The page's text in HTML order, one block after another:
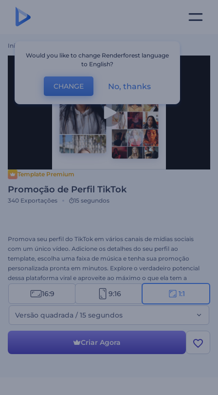
Início
Template Premium
Promoção de Perfil TikTok
340 Exportações 15 segundos
Promova seu perfil do TikTok em vários canais de mídias sociais
com um único vídeo. Adicione os detalhes do seu perfil ao
template, escolha uma faixa de música e tenha sua promoção
personalizada pronta em minutos. Explore o verdadeiro potencial
dessa plataforma viral e aproveite ao máximo o que ela tem a
oferecer. Experimente a Promoção de Perfil TikTok!
16:9 9:16 1:1
Versão quadrada / 15 segundos
Criar Agora
Would you like to change Renderforest language
to English?
CHANGE No, thanks